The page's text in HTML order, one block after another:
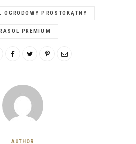
OGRODOWY PROSTOKĄTNY
PREMIUM
AUTHOR